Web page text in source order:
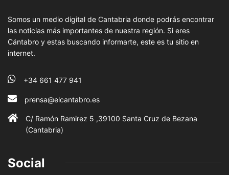
Somos un medio digital de Cantabria donde podrás encontrar
las noticias más importantes de nuestra región. Si eres
Cántabro y estas buscando informarte, este es tu sitio en
internet.
+34 661 477 941
prensa@elcantabro.es
C/ Ramón Ramirez 5 ,39100 Santa Cruz de Bezana
(Cantabria)
Social